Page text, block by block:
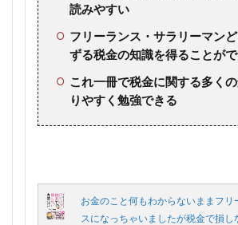
読みやすい
フリーランス・サラリーマン
ずる税金の知識を得ることが
これ一冊で税金に関する多く
りやすく勉強できる
お金のこと何もわからないままフリ
スになっちゃいましたが税金で損し